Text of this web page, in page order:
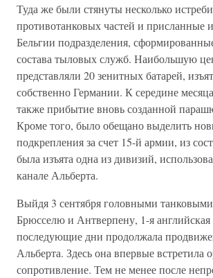
Туда же были стянуты несколько
противотанковых частей и присланные
Бельгии подразделения,
состава тыловых служб. Наибольшую
представляли 20 зенитных батарей,
собственно Германии. К середине
также прибытие вновь созданной
Кроме того, было обещано выделить
подкрепления за счет 15-й армии, из
была изъята одна из дивизий,
канале Альберта.
Выйдя 3 сентября головными
Брюсселю и Антверпену, 1-я
последующие дни продолжала
Альберта. Здесь она впервые встретила
сопротивление. Тем не менее после